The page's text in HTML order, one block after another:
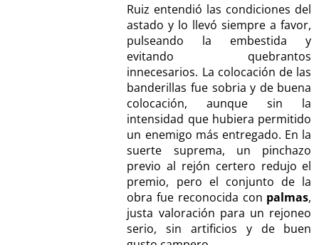
Ruiz entendió las condiciones del
astado y lo llevó siempre a favor,
pulseando la embestida y
evitando quebrantos
innecesarios. La colocación de las
banderillas fue sobria y de buena
colocación, aunque sin la
intensidad que hubiera permitido
un enemigo más entregado. En la
suerte suprema, un pinchazo
previo al rejón certero redujo el
premio, pero el conjunto de la
obra fue reconocida con palmas,
justa valoración para un rejoneo
serio, sin artificios y de buen